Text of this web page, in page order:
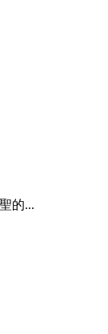
的...